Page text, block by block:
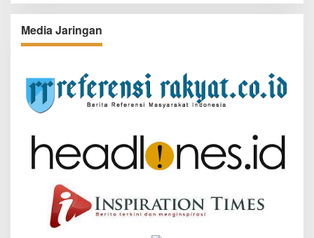
Media Jaringan